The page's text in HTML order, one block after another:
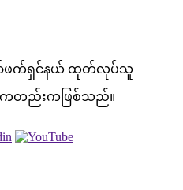
ရော်ဖက်ရှင်နယ် ထုတ်လုပ်သူ
နှစ်ကတည်းကဖြစ်သည်။